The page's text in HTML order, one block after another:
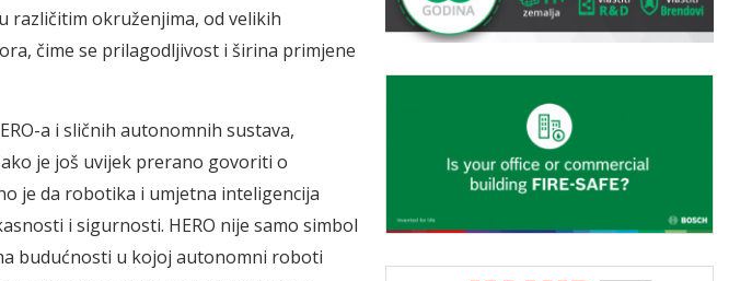
različitim okruženjima, od velikih
čime se prilagodljivost i širina primjene
a i sličnih autonomnih sustava,
je još uvijek prerano govoriti o
je da robotika i umjetna inteligencija
i sigurnosti. HERO nije samo simbol
budućnosti u kojoj autonomni roboti